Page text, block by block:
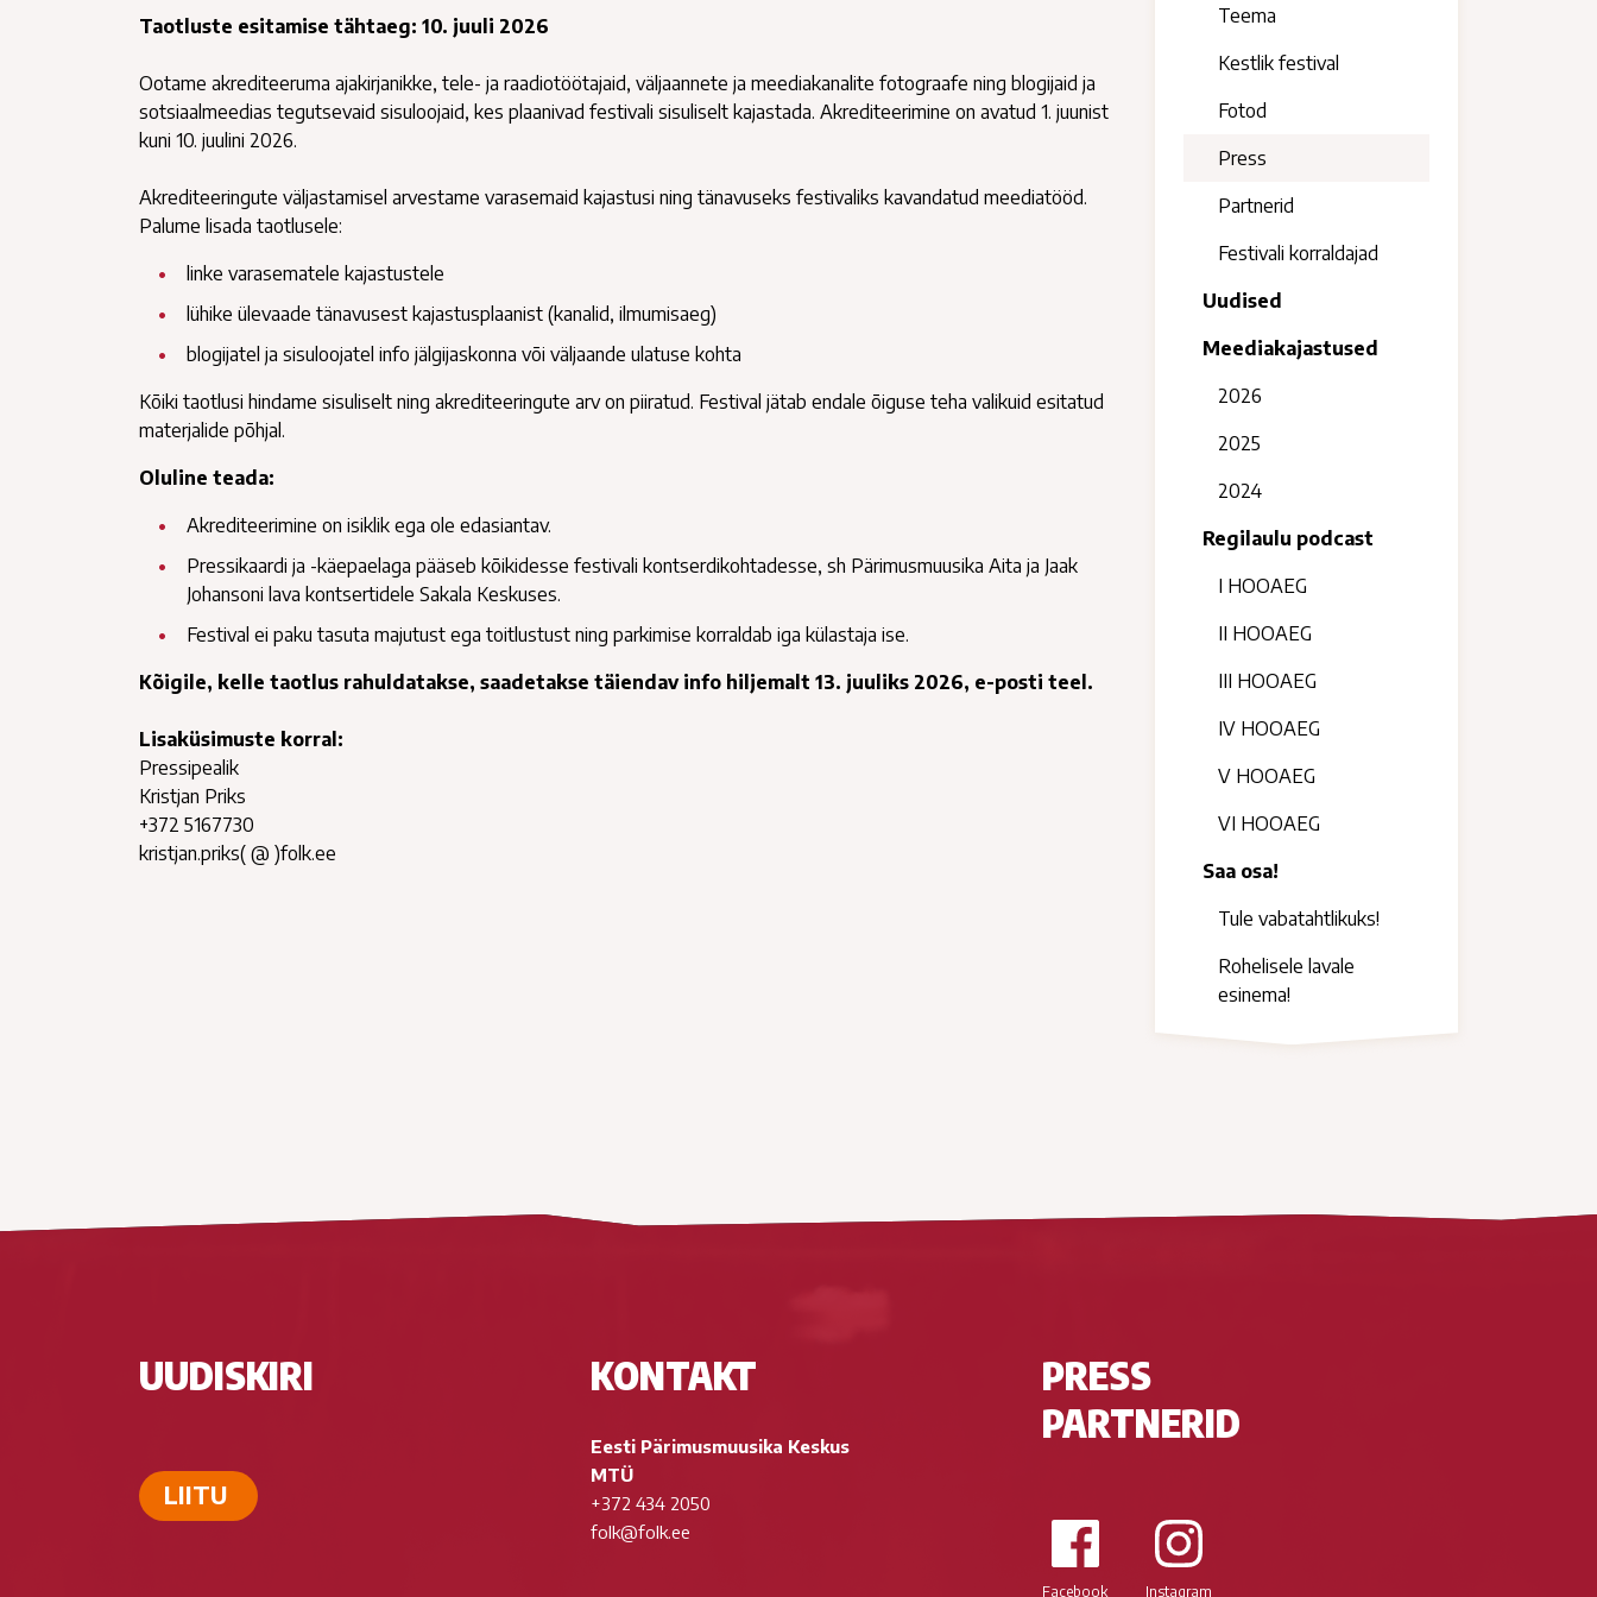
Taotluste esitamise tähtaeg: 10. juuli 2026
Ootame akrediteeruma ajakirjanikke, tele- ja raadiotöötajaid, väljaannete ja meediakanalite fotograafe ning blogijaid ja
sotsiaalmeedias tegutsevaid sisuloojaid, kes plaanivad festivali sisuliselt kajastada. Akrediteerimine on avatud 1. juunist
kuni 10. juulini 2026.
Akrediteeringute väljastamisel arvestame varasemaid kajastusi ning tänavuseks festivaliks kavandatud meediatööd.
Palume lisada taotlusele:
linke varasematele kajastustele
lühike ülevaade tänavusest kajastusplaanist (kanalid, ilmumisaeg)
blogijatel ja sisuloojatel info jälgijaskonna või väljaande ulatuse kohta
Kõiki taotlusi hindame sisuliselt ning akrediteeringute arv on piiratud. Festival jätab endale õiguse teha valikuid esitatud
materjalide põhjal.
Oluline teada:
Akrediteerimine on isiklik ega ole edasiantav.
Pressikaardi ja -käepaelaga pääseb kõikidesse festivali kontserdikohtadesse, sh Pärimusmuusika Aita ja Jaak
Johansoni lava kontsertidele Sakala Keskuses.
Festival ei paku tasuta majutust ega toitlustust ning parkimise korraldab iga külastaja ise.
Kõigile, kelle taotlus rahuldatakse, saadetakse täiendav info hiljemalt 13. juuliks 2026, e-posti teel.
Lisaküsimuste korral:
Pressipealik
Kristjan Priks
+372 5167730
kristjan.priks( @ )folk.ee
Teema
Kestlik festival
Fotod
Press
Partnerid
Festivali korraldajad
Uudised
Meediakajastused
2026
2025
2024
Regilaulu podcast
I HOOAEG
II HOOAEG
III HOOAEG
IV HOOAEG
V HOOAEG
VI HOOAEG
Saa osa!
Tule vabatahtlikuks!
Rohelisele lavale
esinema!
UUDISKIRI
LIITU
KONTAKT
Eesti Pärimusmuusika Keskus
MTÜ
+372 434 2050
folk@folk.ee
PRESS
PARTNERID
Facebook Instagram